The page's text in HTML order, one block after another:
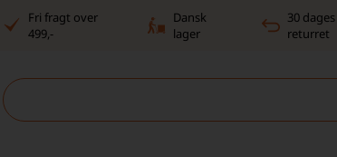
Fri fragt over
499,-
Dansk
lager
30 dages
returret